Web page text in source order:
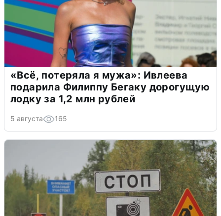
«Всё, потеряла я мужа»: Ивлеева
подарила Филиппу Бегаку дорогущую
лодку за 1,2 млн рублей
5 августа 165